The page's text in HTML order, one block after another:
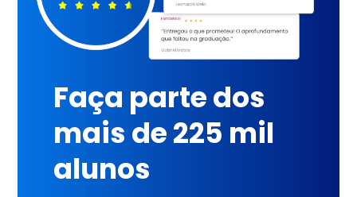
Faça parte dos
mais de 225 mil
alunos